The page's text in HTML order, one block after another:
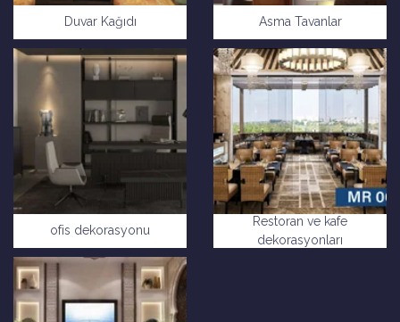
Duvar Kağıdı Asma Tavanlar
ofis dekorasyonu
Restoran ve kafe
dekorasyonları